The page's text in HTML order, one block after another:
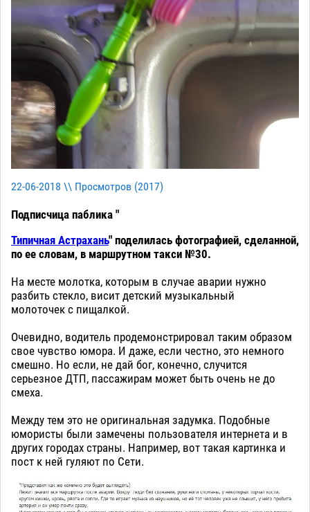
22-06-2018 \\ Просмотров (2017)
Подписчица паблика "
Типичная Астрахань" поделилась фотографией, сделанной,
по ее словам, в маршрутном такси №30.
На месте молотка, которым в случае аварии нужно
разбить стекло, висит детский музыкальный
молоточек с пищалкой.
Очевидно, водитель продемонстрировал таким образом
свое чувство юмора. И даже, если честно, это немного
смешно. Но если, не дай бог, конечно, случится
серьезное ДТП, пассажирам может быть очень не до
смеха.
Между тем это не оригинальная задумка. Подобные
юмористы были замечены пользователя интернета и в
других городах страны. Например, вот такая картинка и
пост к ней гуляют по Сети.